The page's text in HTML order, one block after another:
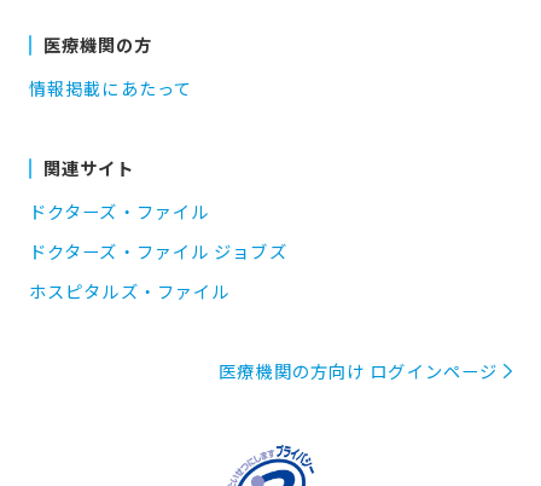
医療機関の方
情報掲載にあたって
関連サイト
ドクターズ・ファイル
ドクターズ・ファイル ジョブズ
ホスピタルズ・ファイル
医療機関の方向け ログインページ